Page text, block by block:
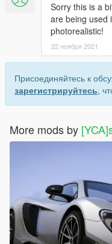
Sorry this is a
are being used
photorealistic!
22 ноября 2021
Присоединяйтесь к
зарегистрируйтесь,
More mods by